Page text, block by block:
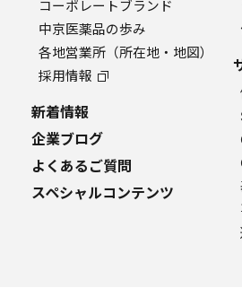
コーポレートブランド
中京医薬品の歩み
各地営業所（所在地・地図）
採用情報
新着情報
企業ブログ
よくあるご質問
スペシャルコンテンツ